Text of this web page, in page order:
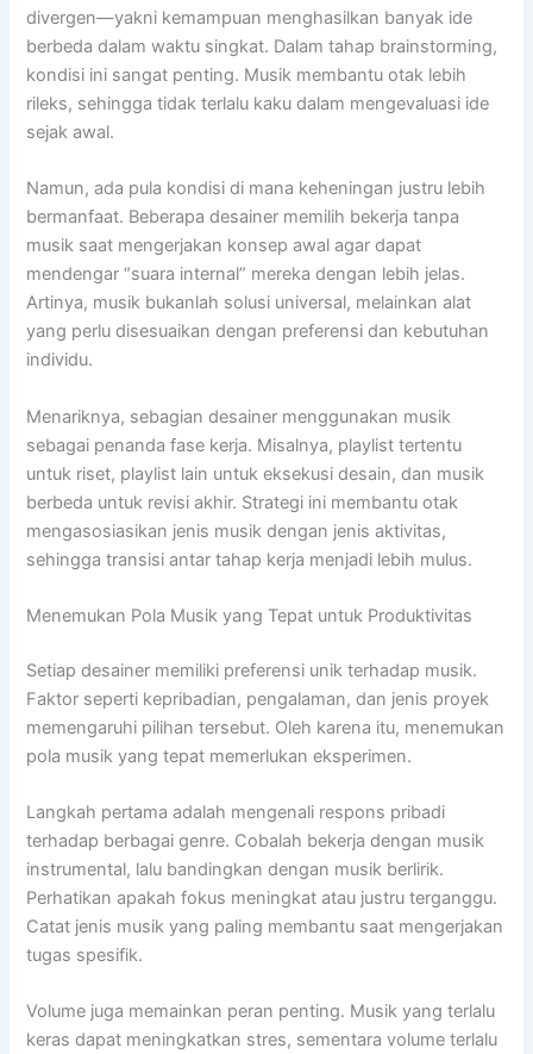
divergen—yakni kemampuan menghasilkan banyak ide
berbeda dalam waktu singkat. Dalam tahap brainstorming,
kondisi ini sangat penting. Musik membantu otak lebih
rileks, sehingga tidak terlalu kaku dalam mengevaluasi ide
sejak awal.
Namun, ada pula kondisi di mana keheningan justru lebih
bermanfaat. Beberapa desainer memilih bekerja tanpa
musik saat mengerjakan konsep awal agar dapat
mendengar “suara internal” mereka dengan lebih jelas.
Artinya, musik bukanlah solusi universal, melainkan alat
yang perlu disesuaikan dengan preferensi dan kebutuhan
individu.
Menariknya, sebagian desainer menggunakan musik
sebagai penanda fase kerja. Misalnya, playlist tertentu
untuk riset, playlist lain untuk eksekusi desain, dan musik
berbeda untuk revisi akhir. Strategi ini membantu otak
mengasosiasikan jenis musik dengan jenis aktivitas,
sehingga transisi antar tahap kerja menjadi lebih mulus.
Menemukan Pola Musik yang Tepat untuk Produktivitas
Setiap desainer memiliki preferensi unik terhadap musik.
Faktor seperti kepribadian, pengalaman, dan jenis proyek
memengaruhi pilihan tersebut. Oleh karena itu, menemukan
pola musik yang tepat memerlukan eksperimen.
Langkah pertama adalah mengenali respons pribadi
terhadap berbagai genre. Cobalah bekerja dengan musik
instrumental, lalu bandingkan dengan musik berlirik.
Perhatikan apakah fokus meningkat atau justru terganggu.
Catat jenis musik yang paling membantu saat mengerjakan
tugas spesifik.
Volume juga memainkan peran penting. Musik yang terlalu
keras dapat meningkatkan stres, sementara volume terlalu